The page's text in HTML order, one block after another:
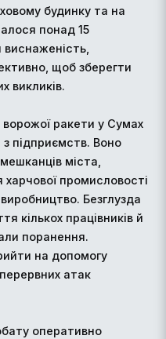
будинку та на
понад 15
щоб зберегти
викликів.
ракети у Сумах
підприємств. Воно
міста,
промисловості
Безглузда
кількох працівників й
поранення.
на допомогу
атак
оперативно